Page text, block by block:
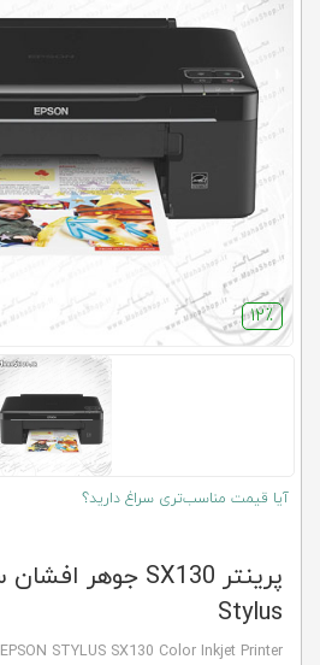
12٪
آیا قیمت مناسب‌تری سراغ دارید؟
Stylus
EPSON STYLUS SX130 Color Inkjet Printer